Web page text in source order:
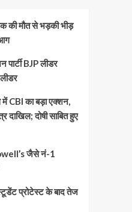
की मौत से भड़की भीड़
पार्टी BJP लीडर
CBI का बड़ा एक्शन,
दाखिल; दोषी साबित हुए
जैसे नं-1
प्रोटेस्ट के बाद तेज